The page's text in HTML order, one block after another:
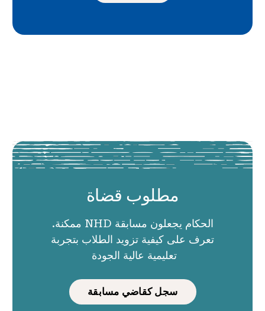
مطلوب قضاة
الحكام يجعلون مسابقة NHD ممكنة.
تعرف على كيفية تزويد الطلاب بتجربة
تعليمية عالية الجودة
سجل كقاضي مسابقة